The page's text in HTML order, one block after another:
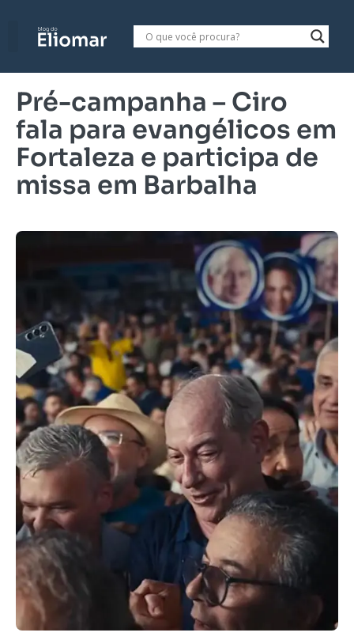
Pré-campanha – Ciro
fala para evangélicos em
Fortaleza e participa de
missa em Barbalha